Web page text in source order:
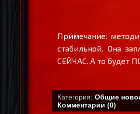
Примечание:
стабильной. Она
СЕЙЧАС. А то будет
Категория: Общие
Комментарии (0)